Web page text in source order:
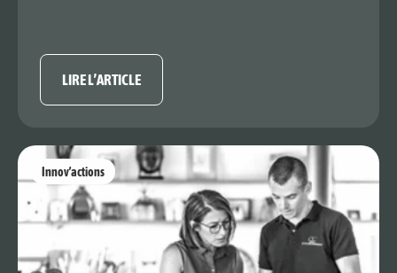
LIRE L’ARTICLE
Innov’actions